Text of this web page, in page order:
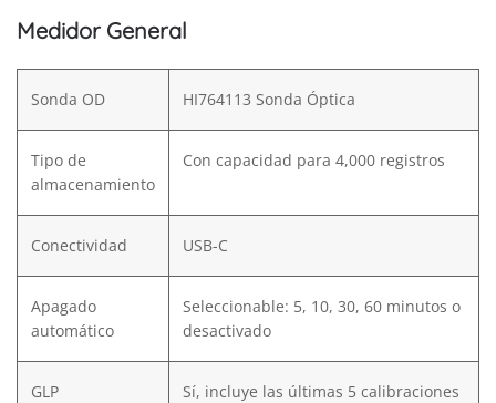
Medidor General
Sonda OD HI764113 Sonda Óptica
Tipo de
almacenamiento
Con capacidad para 4,000 registros
Conectividad USB-C
Apagado
automático
Seleccionable: 5, 10, 30, 60 minutos o
desactivado
GLP Sí, incluye las últimas 5 calibraciones